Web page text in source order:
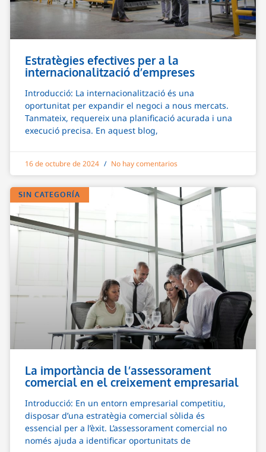
Estratègies efectives per a la
internacionalització d’empreses
Introducció: La internacionalització és una
oportunitat per expandir el negoci a nous mercats.
Tanmateix, requereix una planificació acurada i una
execució precisa. En aquest blog,
16 de octubre de 2024 No hay comentarios
SIN CATEGORÍA
La importància de l’assessorament
comercial en el creixement empresarial
Introducció: En un entorn empresarial competitiu,
disposar d’una estratègia comercial sòlida és
essencial per a l’èxit. L’assessorament comercial no
només ajuda a identificar oportunitats de